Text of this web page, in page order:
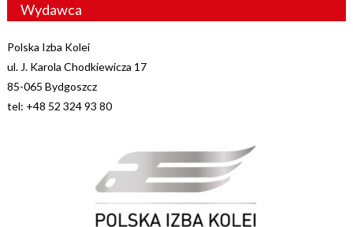
Wydawca
Polska Izba Kolei
ul. J. Karola Chodkiewicza 17
85-065 Bydgoszcz
tel: +48 52 324 93 80